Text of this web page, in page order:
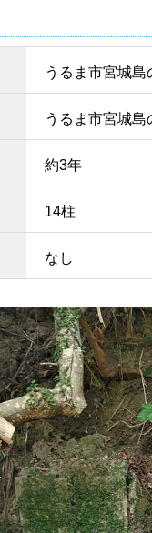
うるま市宮城島
うるま市宮城
約3年
14柱
なし